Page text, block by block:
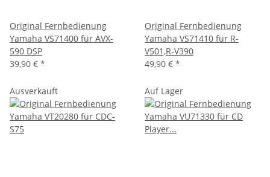
Original Fernbedienung
Yamaha VS71400 für AVX-
590 DSP
39,90 € *
Original Fernbedienung
Yamaha VS71410 für R-
V501,R-V390
49,90 € *
Ausverkauft Auf Lager